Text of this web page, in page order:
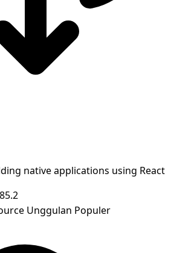
native applications using React
Unggulan Populer